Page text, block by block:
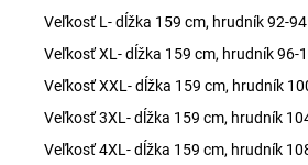
Veľkosť L- dĺžka 159 cm, hrudník 92-
Veľkosť XL- dĺžka 159 cm, hrudník 96-
Veľkosť XXL- dĺžka 159 cm, hrudník
Veľkosť 3XL- dĺžka 159 cm, hrudník
Veľkosť 4XL- dĺžka 159 cm, hrudník